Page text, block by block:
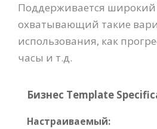
Поддерживается широкий
охватывающий такие
использования, как
часы и т.д.
Бизнес Template
Настраиваемый: